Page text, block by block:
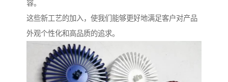
容。
这些新工艺的加入，使我们能够更好地满足客户对产品
外观个性化和高品质的追求。